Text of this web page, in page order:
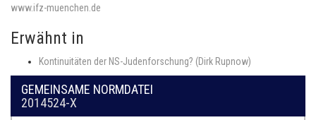
www.ifz-muenchen.de
Erwähnt in
Kontinuitäten der NS-Judenforschung? (Dirk Rupnow)
GEMEINSAME NORMDATEI
2014524-X